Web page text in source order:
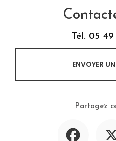
Tél. 05 49
ENVOYER
Partagez